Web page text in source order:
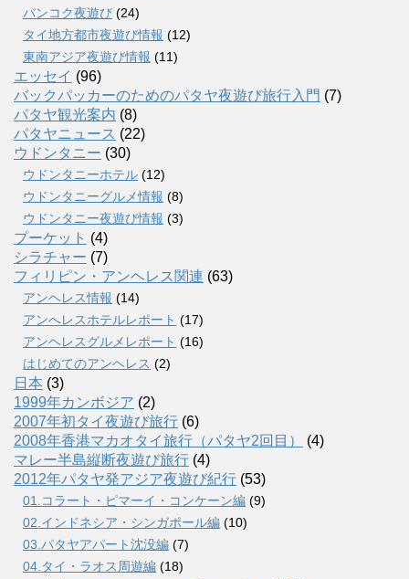
バンコク夜遊び (24)
タイ地方都市夜遊び情報 (12)
東南アジア夜遊び情報 (11)
エッセイ (96)
バックパッカーのためのパタヤ夜遊び旅行入門 (7)
パタヤ観光案内 (8)
パタヤニュース (22)
ウドンタニー (30)
ウドンタニーホテル (12)
ウドンタニーグルメ情報 (8)
ウドンタニー夜遊び情報 (3)
プーケット (4)
シラチャー (7)
フィリピン・アンヘレス関連 (63)
アンヘレス情報 (14)
アンへレスホテルレポート (17)
アンヘレスグルメレポート (16)
はじめてのアンヘレス (2)
日本 (3)
1999年カンボジア (2)
2007年初タイ夜遊び旅行 (6)
2008年香港マカオタイ旅行（パタヤ2回目）
(4)
マレー半島縦断夜遊び旅行 (4)
2012年パタヤ発アジア夜遊び紀行 (53)
01.コラート・ピマーイ・コンケーン編 (9)
02.インドネシア・シンガポール編 (10)
03.パタヤアパート沈没編 (7)
04.タイ・ラオス周遊編 (18)